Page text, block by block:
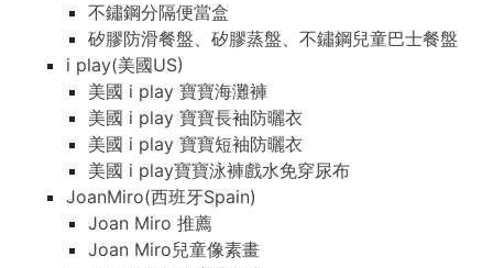
不鏽鋼分隔便當盒
矽膠防滑餐盤、矽膠蒸盤、不鏽鋼兒童巴士餐盤
i play(美國US)
美國 i play 寶寶海灘褲
美國 i play 寶寶長袖防曬衣
美國 i play 寶寶短袖防曬衣
美國 i play寶寶泳褲戲水免穿尿布
JoanMiro(西班牙Spain)
Joan Miro 推薦
Joan Miro兒童像素畫